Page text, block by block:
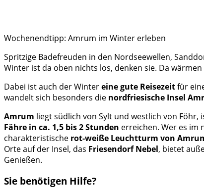
Wochenendtipp: Amrum im Winter erleben
Spritzige Badefreuden in den Nordseewellen,
Winter ist da oben nichts los, denken sie. Da
Dabei ist auch der Wintereine gute Reisezeitfür
wandelt sich besonders die nordfriesische Insel
Amrum liegt südlich von Sylt und westlich von Föhr,
Fähre in ca. 1,5 bis 2 Stunden erreichen. Wer es im
charakteristische rot-weiße Leuchtturm von
Orte auf der Insel, das Friesendorf Nebel, bietet
Genießen.
Sie benötigen Hilfe?